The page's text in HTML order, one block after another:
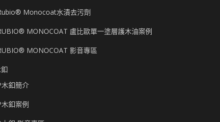
Monocoat水漬去污劑
MONOCOAT 盧比歐單一塗層護木油案例
MONOCOAT 影音專區
木釦簡介
木釦案例